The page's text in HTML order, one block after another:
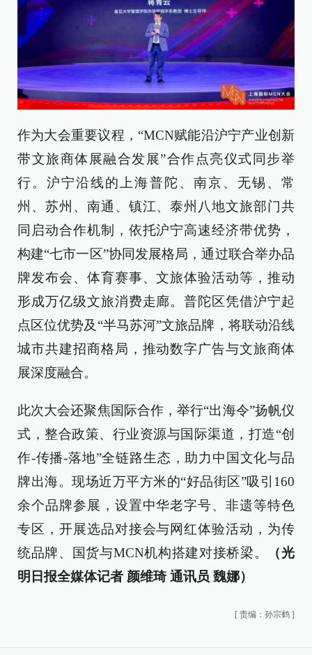
作为大会重要议程，“MCN赋能沿沪宁产业创新
带文旅商体展融合发展”合作点亮仪式同步举
行。沪宁沿线的上海普陀、南京、无锡、常
州、苏州、南通、镇江、泰州八地文旅部门共
同启动合作机制，依托沪宁高速经济带优势，
构建“七市一区”协同发展格局，通过联合举办品
牌发布会、体育赛事、文旅体验活动等，推动
形成万亿级文旅消费走廊。普陀区凭借沪宁起
点区位优势及“半马苏河”文旅品牌，将联动沿线
城市共建招商格局，推动数字广告与文旅商体
展深度融合。
此次大会还聚焦国际合作，举行“出海令”扬帆仪
式，整合政策、行业资源与国际渠道，打造“创
作-传播-落地”全链路生态，助力中国文化与品
牌出海。现场近万平方米的“好品街区”吸引160
余个品牌参展，设置中华老字号、非遗等特色
专区，开展选品对接会与网红体验活动，为传
统品牌、国货与MCN机构搭建对接桥梁。
（光
明日报全媒体记者 颜维琦 通讯员 魏娜）
[ 责编：孙宗鹤 ]